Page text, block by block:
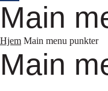
Main
Hjem Main menu punkter
Main